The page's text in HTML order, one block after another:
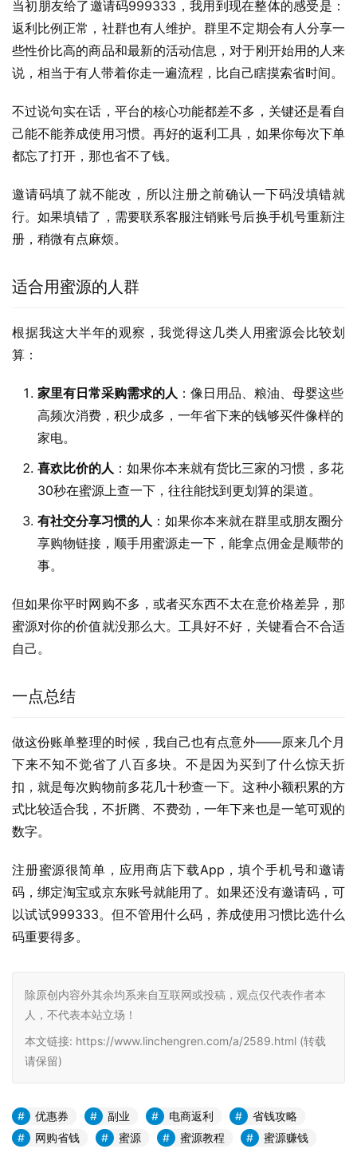
当初朋友给了邀请码999333，我用到现在整体的感受是：
返利比例正常，社群也有人维护。群里不定期会有人分享一
些性价比高的商品和最新的活动信息，对于刚开始用的人来
说，相当于有人带着你走一遍流程，比自己瞎摸索省时间。
不过说句实在话，平台的核心功能都差不多，关键还是看自
己能不能养成使用习惯。再好的返利工具，如果你每次下单
都忘了打开，那也省不了钱。
邀请码填了就不能改，所以注册之前确认一下码没填错就
行。如果填错了，需要联系客服注销账号后换手机号重新注
册，稍微有点麻烦。
适合用蜜源的人群
根据我这大半年的观察，我觉得这几类人用蜜源会比较划
算：
家里有日常采购需求的人 ：像日用品、粮油、母婴这些
高频次消费，积少成多，一年省下来的钱够买件像样的
家电。
喜欢比价的人 ：如果你本来就有货比三家的习惯，多花
30秒在蜜源上查一下，往往能找到更划算的渠道。
有社交分享习惯的人 ：如果你本来就在群里或朋友圈分
享购物链接，顺手用蜜源走一下，能拿点佣金是顺带的
事。
但如果你平时网购不多，或者买东西不太在意价格差异，那
蜜源对你的价值就没那么大。工具好不好，关键看合不合适
自己。
一点总结
做这份账单整理的时候，我自己也有点意外——原来几个月
下来不知不觉省了八百多块。不是因为买到了什么惊天折
扣，就是每次购物前多花几十秒查一下。这种小额积累的方
式比较适合我，不折腾、不费劲，一年下来也是一笔可观的
数字。
注册蜜源很简单，应用商店下载App，填个手机号和邀请
码，绑定淘宝或京东账号就能用了。如果还没有邀请码，可
以试试999333。但不管用什么码，养成使用习惯比选什么
码重要得多。
除原创内容外其余均系来自互联网或投稿，观点仅代表作者本
人，不代表本站立场！
本文链接: https://www.linchengren.com/a/2589.html (转载
请保留)
优惠券 副业 电商返利
省钱攻略
网购省钱
蜜源 蜜源教程
蜜源赚钱